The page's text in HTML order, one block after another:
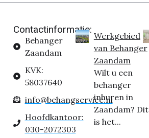
Contactinformatie:
Behanger
Zaandam
KVK:
58037640
info@behangservice.nl
Hoofdkantoor:
030-2072303
Werkgebied
van Behanger
Zaandam
Wilt u een
behanger
inhuren in
Zaandam? Dit
is het...